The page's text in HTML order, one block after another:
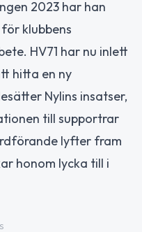
2023 har han
klubbens
HV71 har nu inlett
hitta en ny
Nylins insatser,
till supportrar
lyfter fram
honom lycka till i